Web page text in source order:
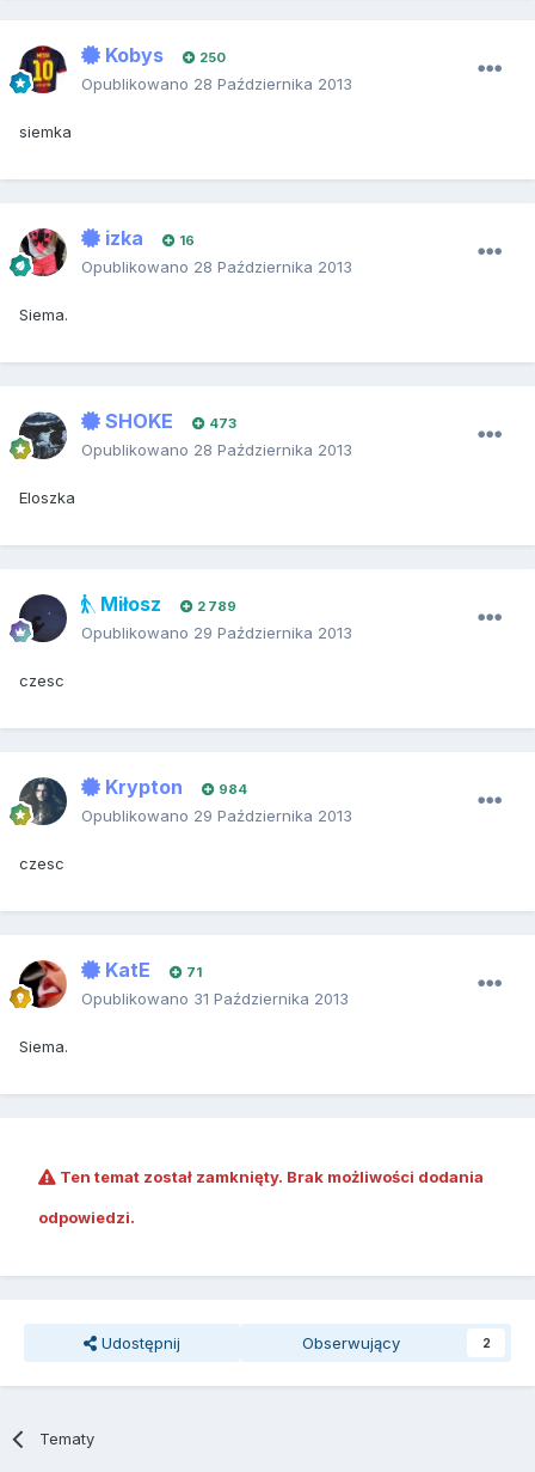
Kobys 250
Opublikowano 28 Października 2013
siemka
izka 16
Opublikowano 28 Października 2013
Siema.
SHOKE 473
Opublikowano 28 Października 2013
Eloszka
Miłosz 2 789
Opublikowano 29 Października 2013
czesc
Krypton 984
Opublikowano 29 Października 2013
czesc
KatE 71
Opublikowano 31 Października 2013
Siema.
Ten temat został zamknięty. Brak możliwości dodania
odpowiedzi.
Udostępnij Obserwujący 2
Tematy